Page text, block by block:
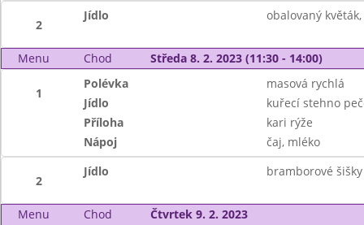
2
Jídlo obalovaný
Menu Chod Středa 8. 2. 2023 (11:30 - 14:00)
1
Polévka
masová rychlá
Jídlo
kuřecí stehno
Příloha
kari rýže
Nápoj
čaj, mléko
2
Jídlo bramborové
Menu Chod
Čtvrtek 9. 2. 2023